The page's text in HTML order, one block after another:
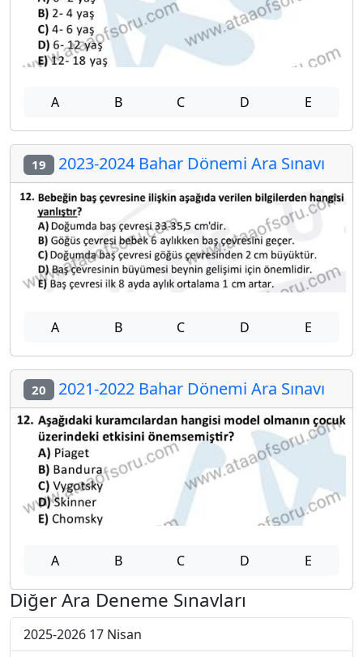
A B C D E
19 2023-2024 Bahar Dönemi Ara Sınavı
A B C D E
20 2021-2022 Bahar Dönemi Ara Sınavı
A B C D E
Diğer Ara Deneme Sınavları
2025-2026 17 Nisan